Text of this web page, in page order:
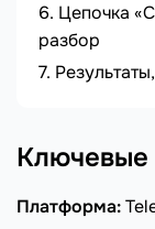
Цепочка
разбор
Ключевые
Платформа: